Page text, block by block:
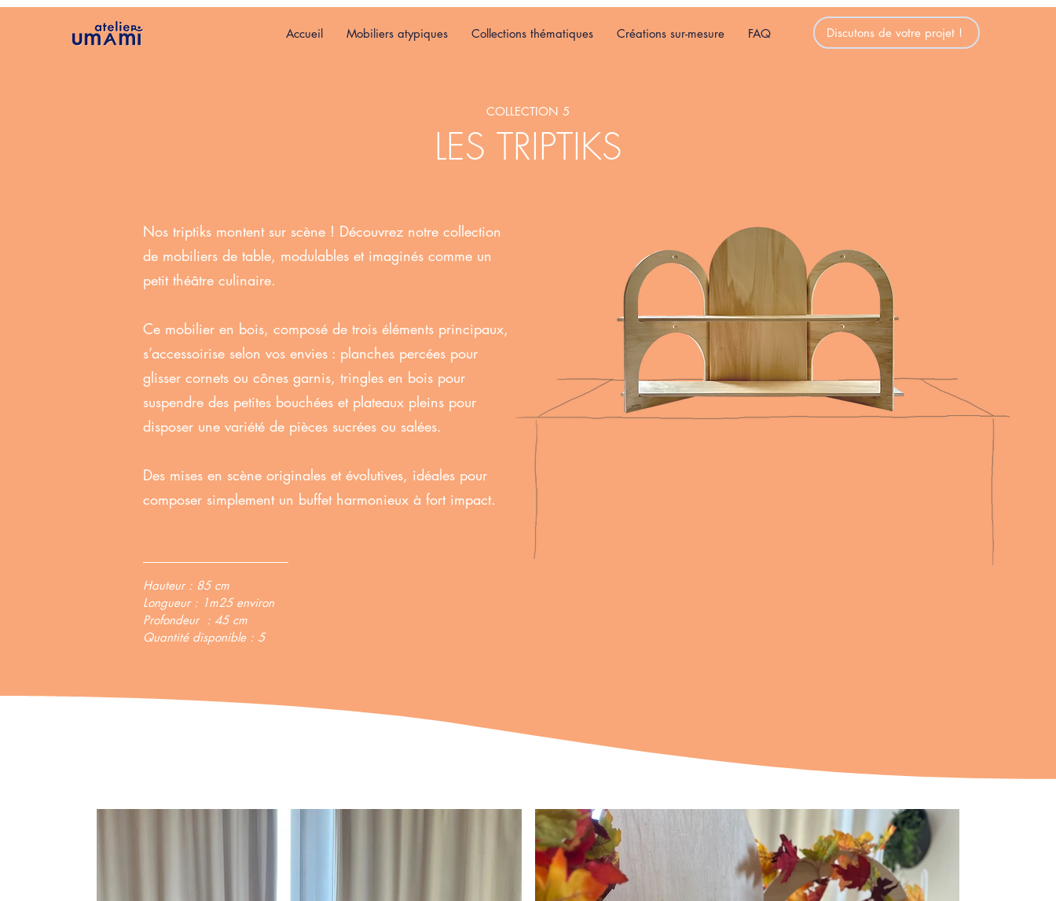
Discutons de votre projet !
Accueil Mobiliers atypiques Collections thématiques Créations sur-mesure FAQ
COLLECTION 5
LES TRIPTIKS
Nos triptiks montent sur scène ! Découvrez notre collection
de mobiliers de table, modulables et imaginés comme un
petit théâtre culinaire.
Ce mobilier en bois, composé de trois éléments principaux,
s’accessoirise selon vos envies : planches percées pour
glisser cornets ou cônes garnis, tringles en bois pour
suspendre des petites bouchées et plateaux pleins pour
disposer une variété de pièces sucrées ou salées.
Des mises en scène originales et évolutives, idéales pour
composer simplement un buffet harmonieux à fort impact.
Hauteur : 85 cm
Longueur : 1m25 environ
Profondeur : 45 cm
Quantité disponible : 5